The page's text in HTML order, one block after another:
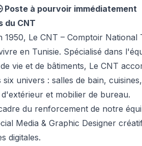
Poste à pourvoir immédiatement
du CNT
1950, Le CNT – Comptoir
en Tunisie. Spécialisé dans
vie et de bâtiments, Le CNT
six univers : salles de bain,
et mobilier de bureau.
du renforcement de notre
Media & Graphic Designer
digitales.